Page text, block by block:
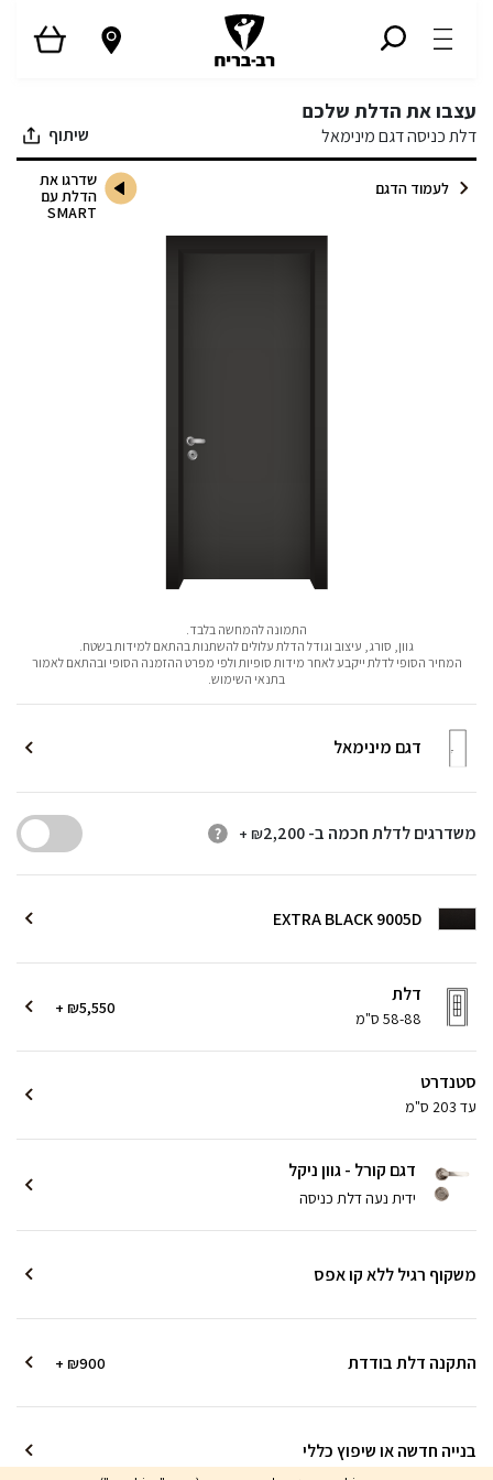
עצבו את הדלת שלכם
דלת כניסה דגם מינימאל
לעמוד הדגם
שדרגו את
הדלת עם
SMART
שיתוף
דגם מינימאל
משדרגים לדלת חכמה ב- + ₪2,200
EXTRA BLACK 9005D
דלת
58-88 ס"מ
+ ₪5,550
סטנדרט
עד 203 ס"מ
דגם קורל - גוון ניקל
ידית נעה דלת כניסה
משקוף רגיל ללא קו אפס
התקנה דלת בודדת + ₪900
בנייה חדשה או שיפוץ כללי
התמונה להמחשה בלבד.
גוון, סורג, עיצוב וגודל הדלת עלולים להשתנות בהתאם למידות בשטח.
המחיר הסופי לדלת ייקבע לאחר מידות סופיות ולפי מפרט ההזמנה הסופי ובהתאם לאמור
בתנאי השימוש.